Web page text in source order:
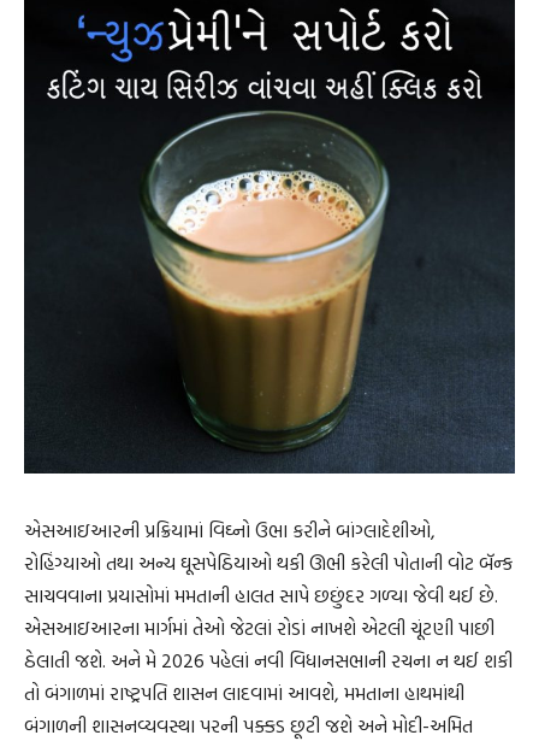
એસઆઇઆરની પ્રક્રિયામાં વિઘ્નો ઉભા કરીને બાંગ્લાદેશીઓ,
રોહિંગ્યાઓ તથા અન્ય ઘૂસપેઠિયાઓ થકી ઊભી કરેલી પોતાની વોટ બૅન્ક
સાચવવાના પ્રયાસોમાં મમતાની હાલત સાપે છછુંદર ગળ્યા જેવી થઈ છે.
એસઆઇઆરના માર્ગમાં તેઓ જેટલાં રોડાં નાખશે એટલી ચૂંટણી પાછી
ઠેલાતી જશે. અને મે 2026 પહેલાં નવી વિધાનસભાની રચના ન થઈ શકી
તો બંગાળમાં રાષ્ટ્રપતિ શાસન લાદવામાં આવશે, મમતાના હાથમાંથી
બંગાળની શાસનવ્યવસ્થા પરની પક્કડ છૂટી જશે અને મોદી-અમિત